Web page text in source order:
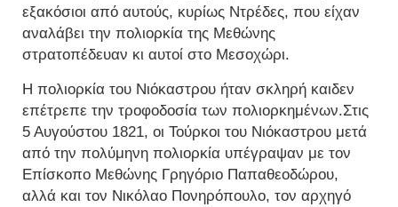
εξακόσιοι από αυτούς, κυρίως Ντρέδες, που είχαν
αναλάβει την πολιορκία της Μεθώνης
στρατοπέδευαν κι αυτοί στο Μεσοχώρι.
Η πολιορκία του Νιόκαστρου ήταν σκληρή καιδεν
επέτρεπε την τροφοδοσία των πολιορκημένων.Στις
5 Αυγούστου 1821, οι Τούρκοι του Νιόκαστρου μετά
από την πολύμηνη πολιορκία υπέγραψαν με τον
Επίσκοπο Μεθώνης Γρηγόριο Παπαθεοδώρου,
αλλά και τον Νικόλαο Πονηρόπουλο, τον αρχηγό